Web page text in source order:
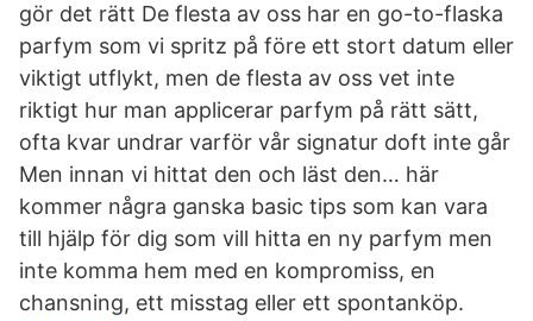
gör det rätt De flesta av oss har en go-to-flaska
parfym som vi spritz på före ett stort datum eller
viktigt utflykt, men de flesta av oss vet inte
riktigt hur man applicerar parfym på rätt sätt,
ofta kvar undrar varför vår signatur doft inte går
Men innan vi hittat den och läst den… här
kommer några ganska basic tips som kan vara
till hjälp för dig som vill hitta en ny parfym men
inte komma hem med en kompromiss, en
chansning, ett misstag eller ett spontanköp.